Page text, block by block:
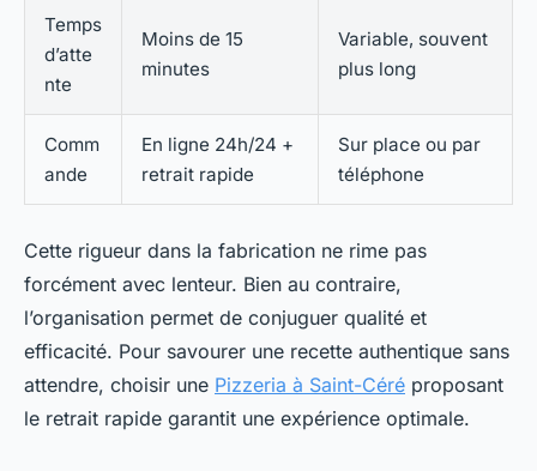
Temps
d’atte
nte
Moins de 15
minutes
Variable, souvent
plus long
Comm
ande
En ligne 24h/24 +
retrait rapide
Sur place ou par
téléphone
Cette rigueur dans la fabrication ne rime pas
forcément avec lenteur. Bien au contraire,
l’organisation permet de conjuguer qualité et
efficacité. Pour savourer une recette authentique sans
attendre, choisir une Pizzeria à Saint-Céré proposant
le retrait rapide garantit une expérience optimale.